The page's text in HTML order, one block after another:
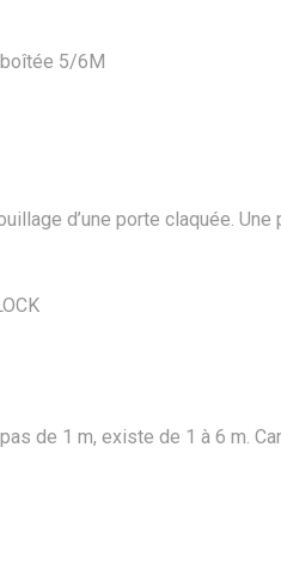
5/6M
d’une porte claquée. Une
de 1 m, existe de 1 à 6 m.